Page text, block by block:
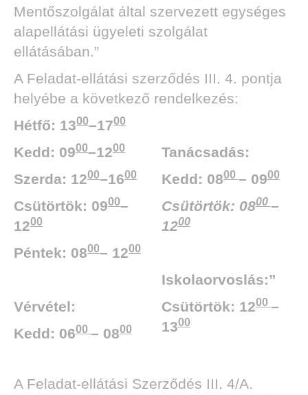
Mentőszolgálat által szervezett egységes
alapellátási ügyeleti szolgálat
ellátásában.”
A Feladat-ellátási szerződés III. 4. pontja
helyébe a következő rendelkezés:
Hétfő: 1300–1700
Kedd: 0900–1200
Szerda: 1200–1600
Csütörtök: 0900–
1200
Péntek: 0800– 1200
Vérvétel:
Kedd: 0600 – 0800
Tanácsadás:
Kedd: 0800 – 0900
Csütörtök: 0800 –
1200
Iskolaorvoslás:”
Csütörtök: 1200 –
1300
A Feladat-ellátási Szerződés III. 4/A.